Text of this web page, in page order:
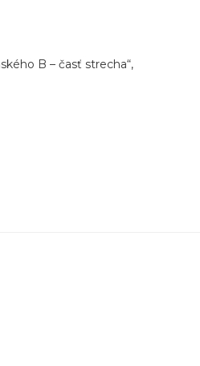
B – časť strecha“,